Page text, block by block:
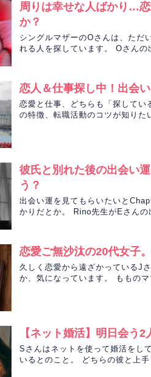
周りは幸せな人ばかり…
か？
シングルマザーのOさんは、ただ
れる人を探しています。 Oさん
恋人＆仕事探し中！出会
恋愛と仕事、どちらも「探して
の特徴、転職活動のコツが知りた
彼氏と別れた後の出会い
う？
出会い運を見てもらいたいと
かりだとか。 Rino先生がEさん
恋愛ご無沙汰の20代女子
久しく恋愛から遠ざかっているJ
か、気になっています。 ももの
【ネット婚活】明日会う
Sさんはネットを使って婚活をし
いるとのこと。 どちらの彼と上